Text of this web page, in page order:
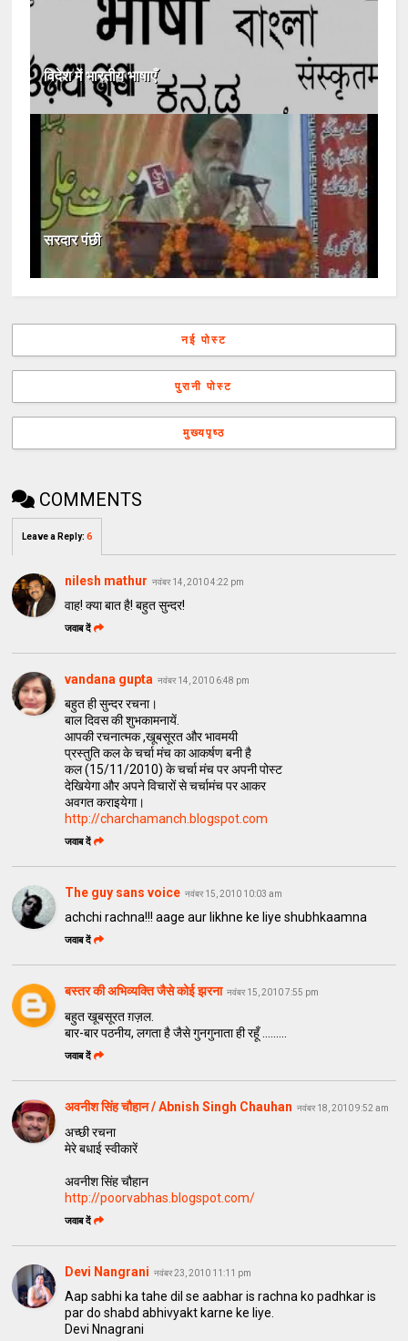
विदेश में भारतीय भाषाएँ
सरदार पंछी
नई पोस्ट
पुरानी पोस्ट
मुख्यपृष्ठ
COMMENTS
Leave a Reply:6
nilesh mathur नवंबर 14, 2010 4:22 pm
वाह! क्या बात है! बहुत सुन्दर!
जवाब दें
vandana gupta नवंबर 14, 2010 6:48 pm
बहुत ही सुन्दर रचना।
बाल दिवस की शुभकामनायें.
आपकी रचनात्मक ,खूबसूरत और भावमयी
प्रस्तुति कल के चर्चा मंच का आकर्षण बनी है
कल (15/11/2010) के चर्चा मंच पर अपनी पोस्ट
देखियेगा और अपने विचारों से चर्चामंच पर आकर
अवगत कराइयेगा।
http://charchamanch.blogspot.com
जवाब दें
The guy sans voice नवंबर 15, 2010 10:03 am
achchi rachna!!! aage aur likhne ke liye shubhkaamna
जवाब दें
बस्तर की अभिव्यक्ति जैसे कोई झरना नवंबर 15, 2010 7:55 pm
बहुत खूबसूरत ग़ज़ल.
बार-बार पठनीय, लगता है जैसे गुनगुनाता ही रहूँ .........
जवाब दें
​अवनीश सिंह चौहान / Abnish Singh Chauhan नवंबर 18, 2010 9:52 am
अच्छी रचना
मेरे बधाई स्वीकारें
अवनीश सिंह चौहान
http://poorvabhas.blogspot.com/
जवाब दें
Devi Nangrani नवंबर 23, 2010 11:11 pm
Aap sabhi ka tahe dil se aabhar is rachna ko padhkar is
par do shabd abhivyakt karne ke liye.
Devi Nnagrani